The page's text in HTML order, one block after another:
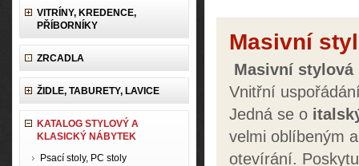
VITRÍNY, KREDENCE,
PŘÍBORNÍKY
ZRCADLA
ŽIDLE, TABURETY, LAVICE
KATALOG STYLOVÝ A
KLASICKÝ NÁBYTEK
Psací stoly, PC stoly
Masivní
Masivní s
Vnitřní
Jedná se o
velmi oblíbeným
otevírání.